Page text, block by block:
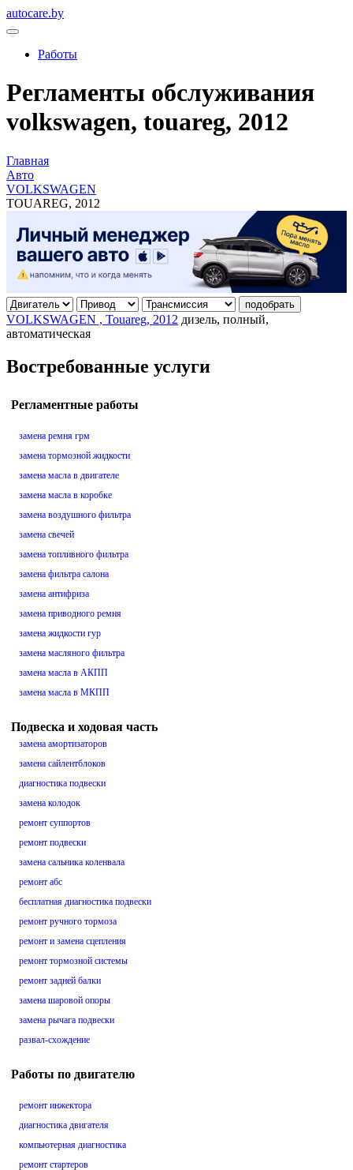
autocare.by
Работы
Регламенты обслуживания
volkswagen, touareg, 2012
Главная
Авто
VOLKSWAGEN
TOUAREG, 2012
подобрать
VOLKSWAGEN , Touareg, 2012 дизель, полный,
автоматическая
Востребованные услуги
Регламентные работы
замена ремня грм
замена тормозной жидкости
замена масла в двигателе
замена масла в коробке
замена воздушного фильтра
замена свечей
замена топливного фильтра
замена фильтра салона
замена антифриза
замена приводного ремня
замена жидкости гур
замена масляного фильтра
замена масла в АКПП
замена масла в МКПП
Подвеска и ходовая часть
замена амортизаторов
замена сайлентблоков
диагностика подвески
замена колодок
ремонт суппортов
ремонт подвески
замена сальника коленвала
ремонт абс
бесплатная диагностика подвески
ремонт ручного тормоза
ремонт и замена сцепления
ремонт тормозной системы
ремонт задней балки
замена шаровой опоры
замена рычага подвески
развал-схождение
Работы по двигателю
ремонт инжектора
диагностика двигателя
компьютерная диагностика
ремонт стартеров